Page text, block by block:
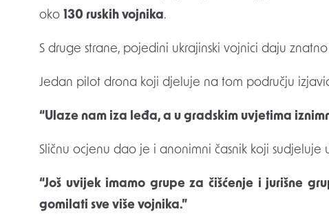
oko 130 ruskih vojnika.
S druge strane, pojedini ukrajinski vojnici daju
Jedan pilot drona koji djeluje na tom području
“Ulaze nam iza leđa, a u gradskim uvjetima
Sličnu ocjenu dao je i anonimni časnik koji sudjeluje
“Još uvijek imamo grupe za čišćenje i jurišne
gomilati sve više vojnika.”